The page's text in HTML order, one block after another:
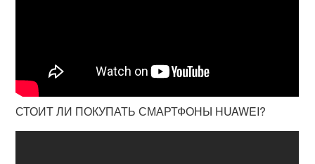
СТОИТ ЛИ ПОКУПАТЬ СМАРТФОНЫ HUAWEI?